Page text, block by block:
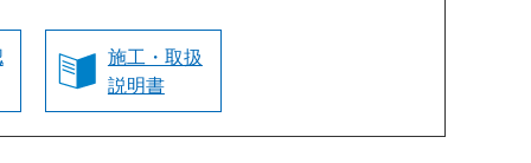
施工・取扱
説明書